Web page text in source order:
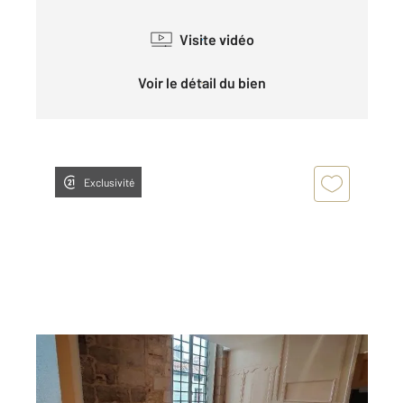
Visite vidéo
Voir le détail du bien
Exclusivité
PERIGUEUX 24
31,27 m2, 2 pièces
Ref : 21127